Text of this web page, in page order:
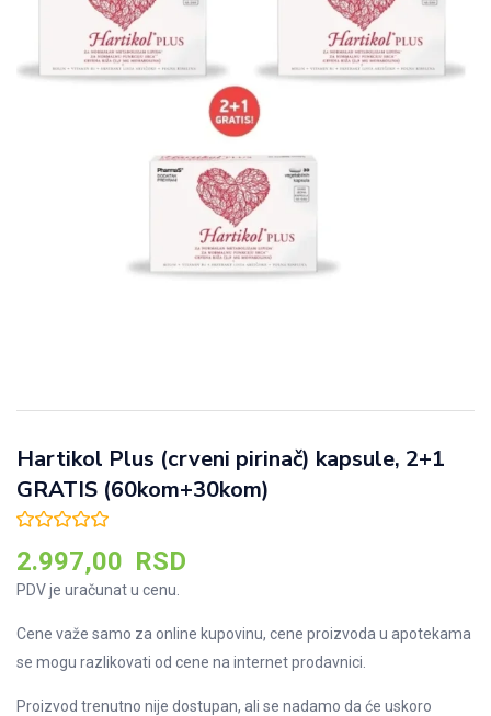
Zapamti me Izgubljena lozinka?
Hartikol Plus (crveni pirinač) kapsule, 2+1
GRATIS (60kom+30kom)
2.997,00 RSD
PDV je uračunat u cenu.
Cene važe samo za online kupovinu, cene proizvoda u apotekama
se mogu razlikovati od cene na internet prodavnici.
Proizvod trenutno nije dostupan, ali se nadamo da će uskoro